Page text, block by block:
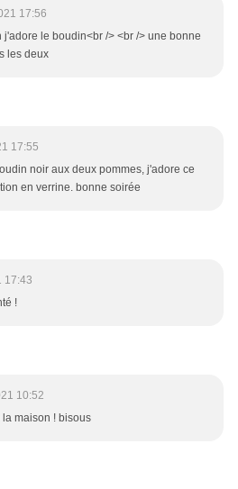
17:56
le boudin<br /> <br /> une bonne
les deux
17:55
noir aux deux pommes, j'adore ce
en verrine. bonne soirée
17:43
!
10:52
maison ! bisous